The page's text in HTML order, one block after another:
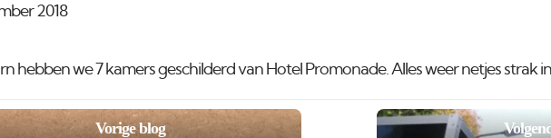
2018
hebben we 7 kamers geschilderd van Hotel Promonade. Alles weer netjes strak
Vorige blog